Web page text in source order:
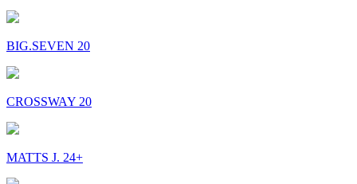
BIG.SEVEN 20
CROSSWAY 20
MATTS J. 24+